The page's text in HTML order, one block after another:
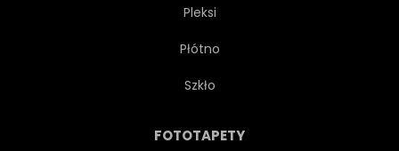
Pleksi
Płótno
Szkło
FOTOTAPETY